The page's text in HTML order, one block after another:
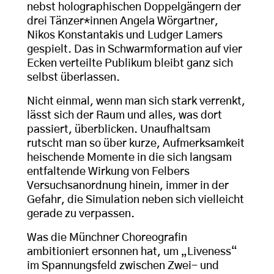
nebst holographischen Doppelgängern der
drei Tänzer*innen Angela Wörgartner,
Nikos Konstantakis und Ludger Lamers
gespielt. Das in Schwarmformation auf vier
Ecken verteilte Publikum bleibt ganz sich
selbst überlassen.
Nicht einmal, wenn man sich stark verrenkt,
lässt sich der Raum und alles, was dort
passiert, überblicken. Unaufhaltsam
rutscht man so über kurze, Aufmerksamkeit
heischende Momente in die sich langsam
entfaltende Wirkung von Felbers
Versuchsanordnung hinein, immer in der
Gefahr, die Simulation neben sich vielleicht
gerade zu verpassen.
Was die Münchner Choreografin
ambitioniert ersonnen hat, um „Liveness“
im Spannungsfeld zwischen Zwei- und